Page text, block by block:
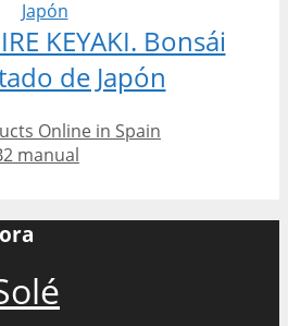
KEYAKI. Bonsái
de Japón
Online in Spain
manual